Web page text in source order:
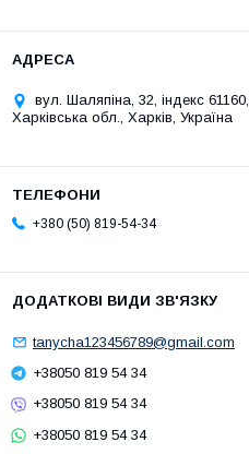
вул. Шаляпіна, 32, індекс 61160,
Харківська обл., Харків, Україна
+380 (50) 819-54-34
tanycha123456789@gmail.com
+38050 819 54 34
+38050 819 54 34
+38050 819 54 34